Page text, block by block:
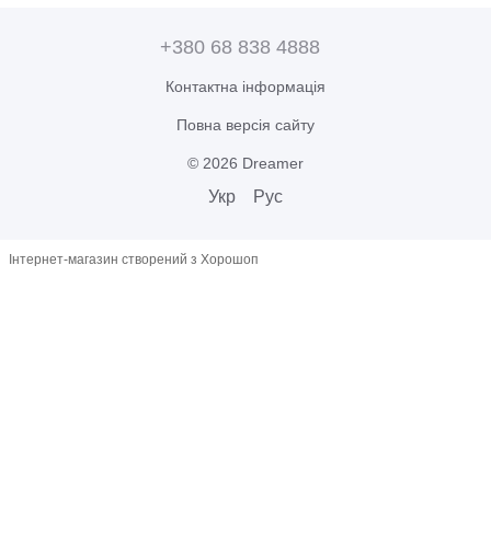
+380 68 838 4888
Контактна інформація
Повна версія сайту
© 2026 Dreamer
Укр Рус
Інтернет-магазин створений з Хорошоп